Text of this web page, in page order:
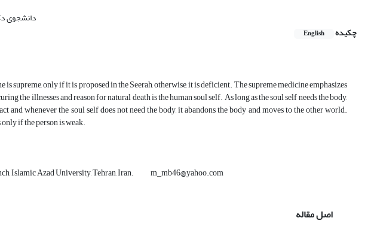
دانشجوی
چکیده
English
supreme, only if it is proposed in the Seerah, otherwise, it is deficient. The supreme medicine emphasizes
the illnesses and reason for natural death is the human soul self. As long as the soul self needs the body,
and whenever the soul self does not need the body, it abandons the body and moves to the other world.
if the person is weak.
Islamic Azad University, Tehran, Iran. m_mb46@yahoo.com
اصل مقاله